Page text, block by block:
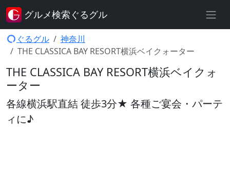
ぐるグル
神奈川
THE CLASSICA BAY RESORT横浜ベイクォーター
THE CLASSICA BAY RESORT横浜ベイクォ
ーター
各線横浜駅直結 徒歩3分★ 各種ご宴会・パーテ
ィに♪
グルメ検索ぐるグル